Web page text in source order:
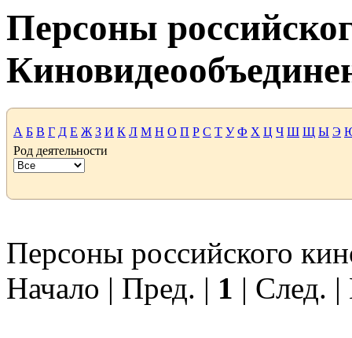
Персоны
А Б В Г Д Е Ж З И К Л М Н О П Р С Т У Ф Х Ц Ч Ш Щ Ы Э
Род деятельности
Персоны российского
Начало | Пред. | 1 | След.